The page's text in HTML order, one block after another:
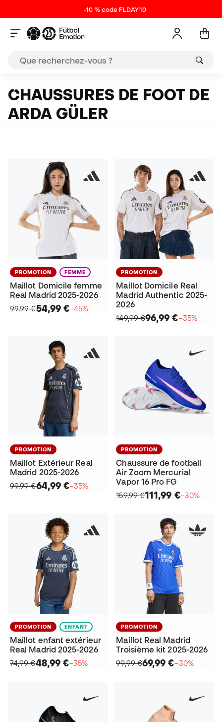
-10 % code FLDAY10
CHAUSSURES DE FOOT DE
ARDA GÜLER
PROMOTION FEMME
Maillot Domicile femme
Real Madrid 2025-2026
99,99 €54,99 €−45%
PROMOTION
Maillot Domicile Real
Madrid Authentic 2025-
2026
149,99 €96,99 €−35%
PROMOTION
Maillot Extérieur Real
Madrid 2025-2026
99,99 €64,99 €−35%
PROMOTION
Chaussure de football
Air Zoom Mercurial
Vapor 16 Pro FG
159,99 €111,99 €−30%
PROMOTION ENFANT
Maillot enfant extérieur
Real Madrid 2025-2026
74,99 €48,99 €−35%
PROMOTION
Maillot Real Madrid
Troisième kit 2025-2026
99,99 €69,99 €−30%